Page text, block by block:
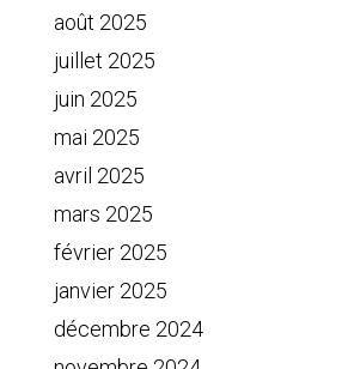
août 2025
juillet 2025
juin 2025
mai 2025
avril 2025
mars 2025
février 2025
janvier 2025
décembre 2024